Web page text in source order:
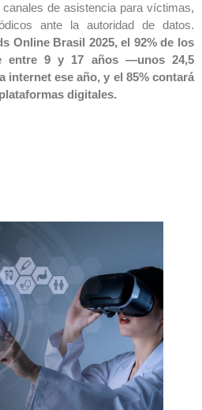
de asistencia para víctimas,
ante la autoridad de datos.
Online Brasil 2025, el 92% de los
entre 9 y 17 años —unos 24,5
ese año, y el 85% contará
digitales.